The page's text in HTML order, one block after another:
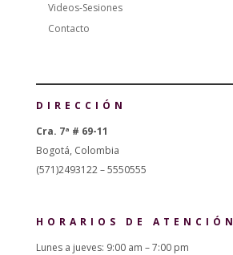
Videos-Sesiones
Contacto
DIRECCIÓN
Cra. 7ª # 69-11
Bogotá, Colombia
(571)2493122 – 5550555
HORARIOS DE ATENCIÓN
Lunes a jueves: 9:00 am – 7:00 pm